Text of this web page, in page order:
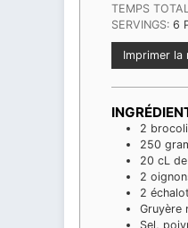
TEMPS
SERVINGS: 6
Imprimer la
2
250
20 cL
2
2
Gruyère
Sel,